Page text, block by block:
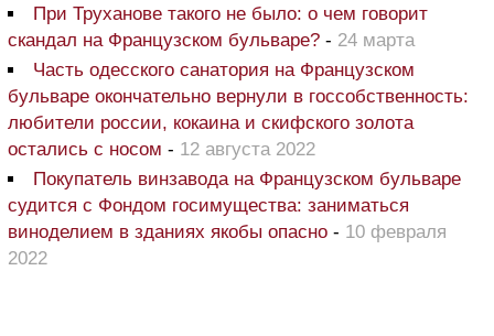
При Труханове такого не было: о чем говорит
скандал на Французском бульваре? - 24 марта
Часть одесского санатория на Французском
бульваре окончательно вернули в госсобственность:
любители россии, кокаина и скифского золота
остались с носом - 12 августа 2022
Покупатель винзавода на Французском бульваре
судится с Фондом госимущества: заниматься
виноделием в зданиях якобы опасно - 10 февраля
2022